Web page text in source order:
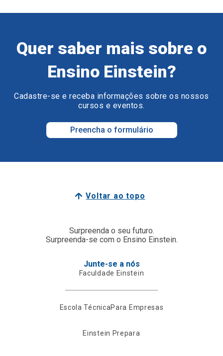
Quer saber mais sobre o
Ensino Einstein?
Cadastre-se e receba informações sobre os nossos
cursos e eventos.
Preencha o formulário
Voltar ao topo
Surpreenda o seu futuro.
Surpreenda-se com o Ensino Einstein.
Junte-se a nós
Faculdade Einstein
Escola TécnicaPara Empresas
Einstein Prepara